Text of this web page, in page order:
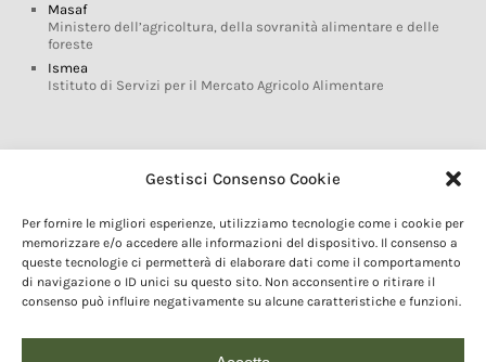
Gestisci Consenso Cookie
Per fornire le migliori esperienze, utilizziamo tecnologie come i cookie per
memorizzare e/o accedere alle informazioni del dispositivo. Il consenso a
queste tecnologie ci permetterà di elaborare dati come il comportamento
di navigazione o ID unici su questo sito. Non acconsentire o ritirare il
consenso può influire negativamente su alcune caratteristiche e funzioni.
Masaf
Ministero dell’agricoltura, della sovranità alimentare e delle
foreste
Ismea
Istituto di Servizi per il Mercato Agricolo Alimentare
Glossario DOP IGP
Marchi DOP IGP
Normativa prodotti DOP IGP
Consorzi di Tutela
Farm To Fork e prodotti DOP IGP